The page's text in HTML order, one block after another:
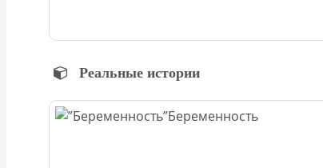
Реальные истории
Беременность